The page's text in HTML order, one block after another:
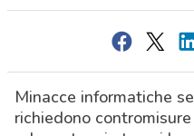
Minacce informatiche
richiedono